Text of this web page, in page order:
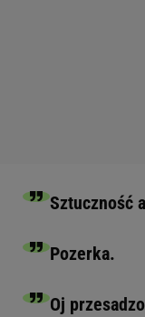
Sztuczność
Pozerka.
Oj